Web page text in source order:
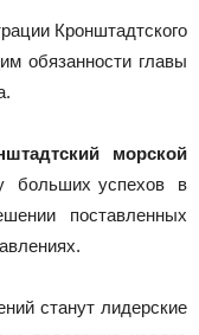
Кронштадтского
обязанности главы
морской
больших успехов в
поставленных
станут лидерские